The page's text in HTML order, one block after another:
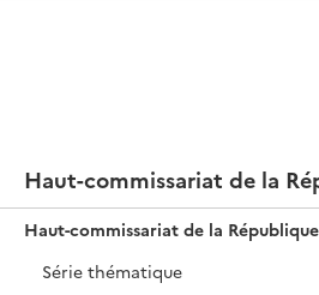
Série thématique